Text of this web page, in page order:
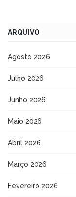
ARQUIVO
Agosto 2026
Julho 2026
Junho 2026
Maio 2026
Abril 2026
Março 2026
Fevereiro 2026